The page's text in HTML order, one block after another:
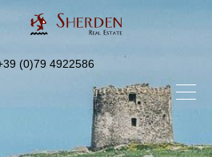
(0)79 4922586